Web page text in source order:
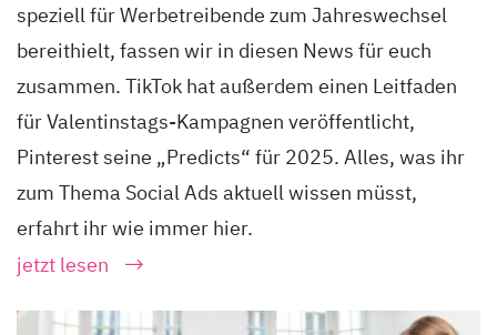
speziell für Werbetreibende zum Jahreswechsel
bereithielt, fassen wir in diesen News für euch
zusammen. TikTok hat außerdem einen Leitfaden
für Valentinstags-Kampagnen veröffentlicht,
Pinterest seine „Predicts“ für 2025. Alles, was ihr
zum Thema Social Ads aktuell wissen müsst,
erfahrt ihr wie immer hier.
jetzt lesen